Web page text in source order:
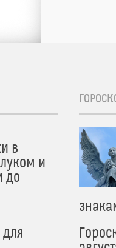
в
и
до